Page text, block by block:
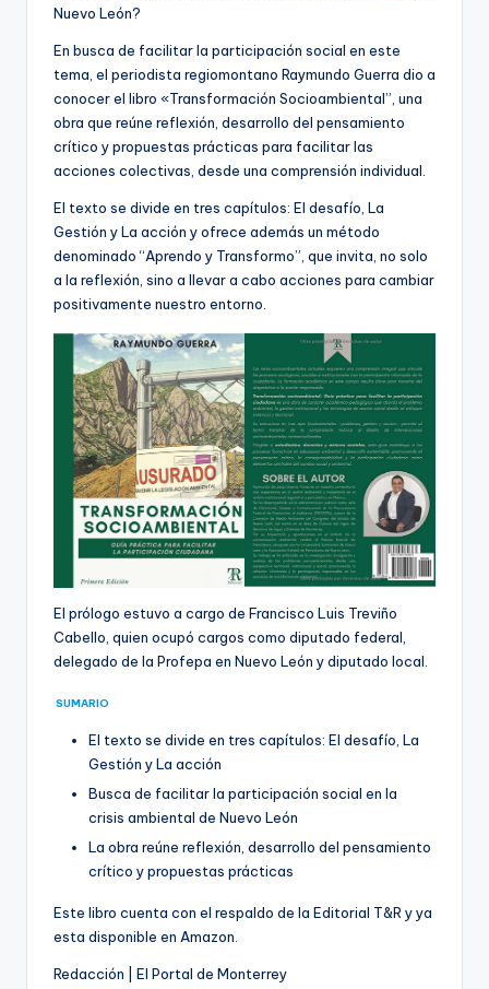
Nuevo León?
En busca de facilitar la participación social en este
tema, el periodista regiomontano Raymundo Guerra dio a
conocer el libro «Transformación Socioambiental”, una
obra que reúne reflexión, desarrollo del pensamiento
crítico y propuestas prácticas para facilitar las
acciones colectivas, desde una comprensión individual.
El texto se divide en tres capítulos: El desafío, La
Gestión y La acción y ofrece además un método
denominado “Aprendo y Transformo”, que invita, no solo
a la reflexión, sino a llevar a cabo acciones para cambiar
positivamente nuestro entorno.
El prólogo estuvo a cargo de Francisco Luis Treviño
Cabello, quien ocupó cargos como diputado federal,
delegado de la Profepa en Nuevo León y diputado local.
SUMARIO
El texto se divide en tres capítulos: El desafío, La
Gestión y La acción
Busca de facilitar la participación social en la
crisis ambiental de Nuevo León
La obra reúne reflexión, desarrollo del pensamiento
crítico y propuestas prácticas
Este libro cuenta con el respaldo de la Editorial T&R y ya
esta disponible en Amazon.
Redacción | El Portal de Monterrey